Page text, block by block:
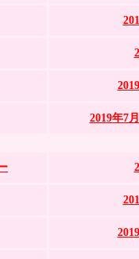
2019年7